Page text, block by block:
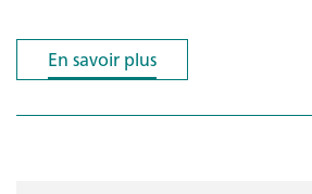
En savoir plus
En savoir plus